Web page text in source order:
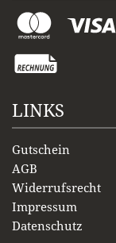
LINKS
Gutschein
AGB
Widerrufsrecht
Impressum
Datenschutz